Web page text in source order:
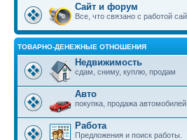
Сайт и форум
Все, что связано с работой
ТОВАРНО-ДЕНЕЖНЫЕ ОТНОШЕНИЯ
Недвижимость
сдам, сниму, куплю, продам
Авто
покупка, продажа автомобилей
Работа
Предложения и поиск работы.